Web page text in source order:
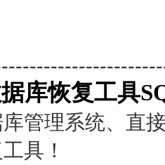
库恢复工具
管理系统、直
具！